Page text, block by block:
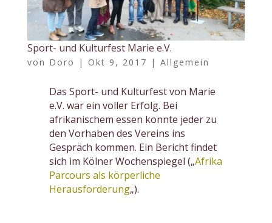
Sport- und Kulturfest Marie e.V.
von Doro | Okt 9, 2017 | Allgemein
Das Sport- und Kulturfest von Marie
e.V. war ein voller Erfolg. Bei
afrikanischem essen konnte jeder zu
den Vorhaben des Vereins ins
Gespräch kommen. Ein Bericht findet
sich im Kölner Wochenspiegel („Afrika
Parcours als körperliche
Herausforderung„).